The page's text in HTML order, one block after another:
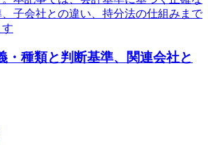
子会社との違い、持分法の仕組みまで
・種類と判断基準、関連会社と